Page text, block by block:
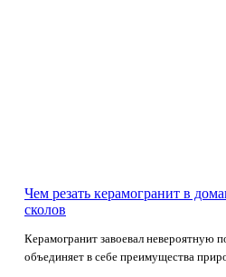
Чем резать керамогранит в
сколов
Керамогранит завоевал невероятную
объединяет в себе преимущества